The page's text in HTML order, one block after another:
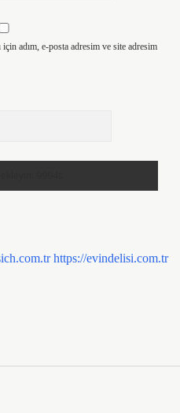
adım, e-posta adresim ve site adresim
https://evindelisi.com.tr